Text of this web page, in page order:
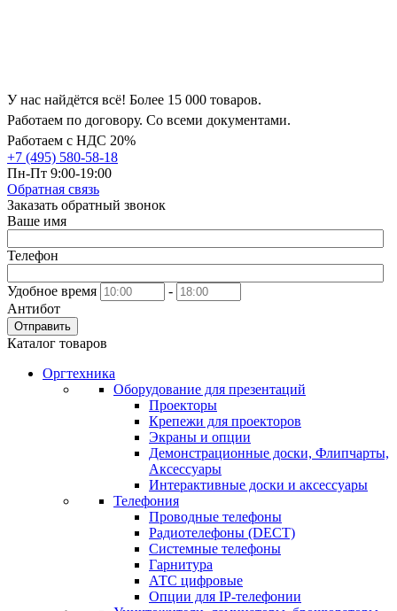
У нас найдётся всё! Более 15 000 товаров.
Работаем по договору. Со всеми документами.
Работаем с НДС 20%
+7 (495) 580-58-18
Пн-Пт 9:00-19:00
Обратная связь
Заказать обратный звонок
Ваше имя
Телефон
Удобное время
-
Антибот
Отправить
Каталог товаров
Оргтехника
Оборудование для презентаций
Проекторы
Крепежи для проекторов
Экраны и опции
Демонстрационные доски, Флипчарты,
Аксессуары
Интерактивные доски и аксессуары
Телефония
Проводные телефоны
Радиотелефоны (DECT)
Системные телефоны
Гарнитура
АТС цифровые
Опции для IP-телефонии